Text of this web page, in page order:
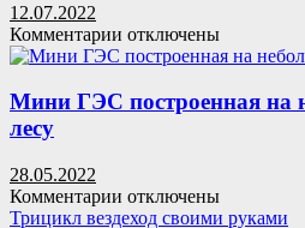
чертежи,
размеры,
12.07.2022
Комментарии к
записи
сделать
умывальник
отключены
Мини ГЭС построенная на
лесу
28.05.2022
Комментарии к
записи
отключены
Трицикл вездеход своими руками